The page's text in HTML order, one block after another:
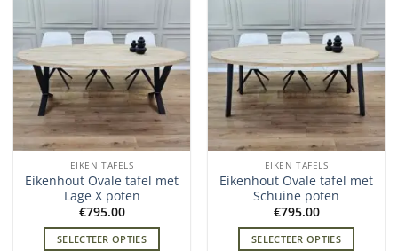
EIKEN TAFELS
Eikenhout Ovale tafel met
Lage X poten
€795.00
SELECTEER OPTIES
EIKEN TAFELS
Eikenhout Ovale tafel met
Schuine poten
€795.00
SELECTEER OPTIES